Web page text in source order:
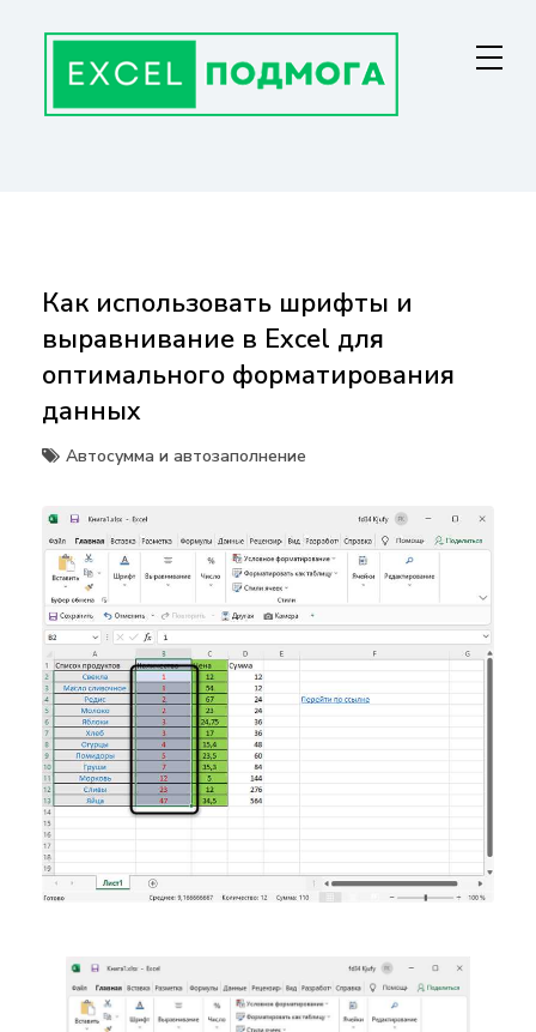
содержанию
Как использовать шрифты и
выравнивание в Excel для
оптимального форматирования
данных
Автосумма и автозаполнение